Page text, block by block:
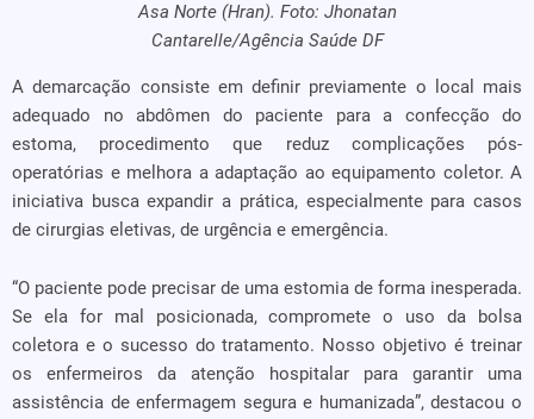
Asa Norte (Hran). Foto: Jhonatan
Cantarelle/Agência Saúde DF
A demarcação consiste em definir previamente o local mais
adequado no abdômen do paciente para a confecção do
estoma, procedimento que reduz complicações pós-
operatórias e melhora a adaptação ao equipamento coletor. A
iniciativa busca expandir a prática, especialmente para casos
de cirurgias eletivas, de urgência e emergência.
“O paciente pode precisar de uma estomia de forma inesperada.
Se ela for mal posicionada, compromete o uso da bolsa
coletora e o sucesso do tratamento. Nosso objetivo é treinar
os enfermeiros da atenção hospitalar para garantir uma
assistência de enfermagem segura e humanizada”, destacou o